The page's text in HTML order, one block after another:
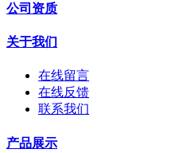
公司资质
关于我们
在线留言
在线反馈
联系我们
产品展示